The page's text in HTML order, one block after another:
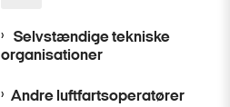
Selvstændige tekniske
organisationer
Andre luftfartsoperatører